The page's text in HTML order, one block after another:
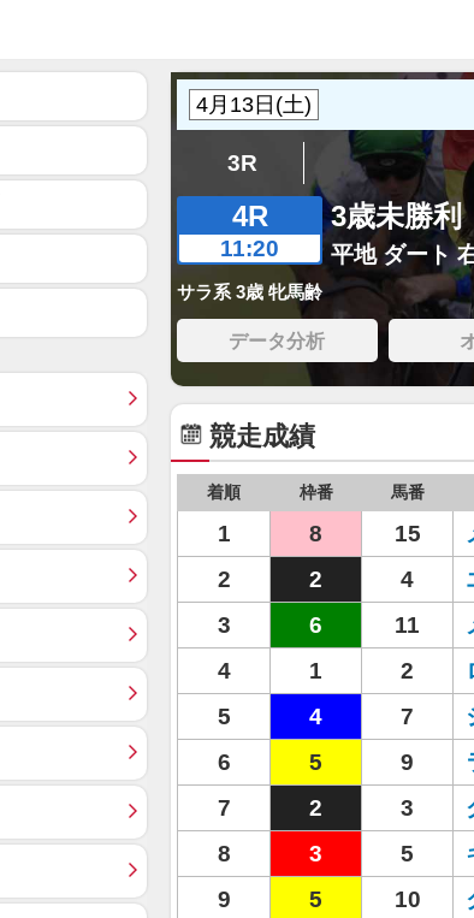
3R
4R
11:20
3歳未勝利
平地 ダート
サラ系 3歳 牝馬齢
データ分析
競走成績
着順 枠番 馬番
1 8 15
2
2 4
3
6 11
4
1 2
5
4 7
6
5 9
7
2 3
8
3 5
9
5 10